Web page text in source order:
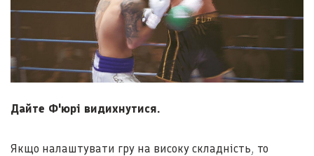
Дайте Ф'юрі видихнутися.
Якщо налаштувати гру на високу складність, то